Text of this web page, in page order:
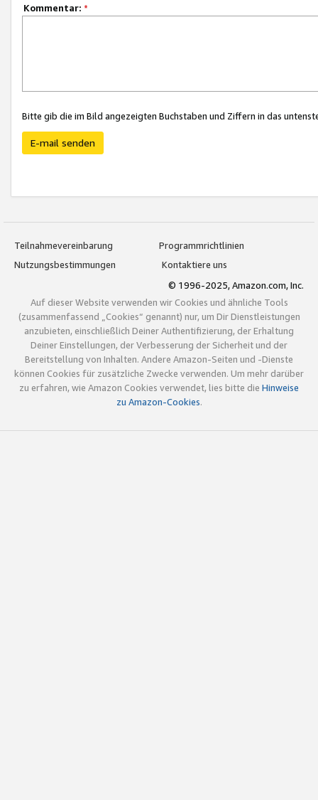
Kommentar: *
Bitte gib die im Bild angezeigten Buchstaben und Ziffern in das
E-mail senden
Teilnahmevereinbarung
Programmrichtlinien
Nutzungsbestimmungen
Kontaktiere uns
© 1996-2025, Amazon.com, Inc.
Auf dieser Website verwenden wir Cookies und ähnliche Tools
(zusammenfassend „Cookies“ genannt) nur, um Dir Dienstleistungen
anzubieten, einschließlich Deiner Authentifizierung, der Erhaltung
Deiner Einstellungen, der Verbesserung der Sicherheit und der
Bereitstellung von Inhalten. Andere Amazon-Seiten und -Dienste
können Cookies für zusätzliche Zwecke verwenden. Um mehr darüber
zu erfahren, wie Amazon Cookies verwendet, lies bitte die Hinweise
zu Amazon-Cookies.